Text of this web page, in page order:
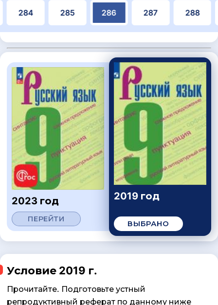
284 285 286 287 288
2023 год
ПЕРЕЙТИ
2019 год
ВЫБРАНО
Условие 2019 г.
Прочитайте. Подготовьте устный
репродуктивный реферат по данному ниже